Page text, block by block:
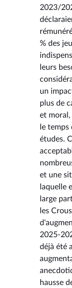
2023/
% des
leurs
un
plus de
et
le temps
études.
et une
laquelle
large
les
2025-
déjà été
hausse